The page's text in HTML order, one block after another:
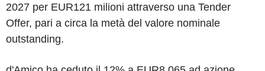
2027 per EUR121 milioni attraverso una Tender
Offer, pari a circa la metà del valore nominale
outstanding.